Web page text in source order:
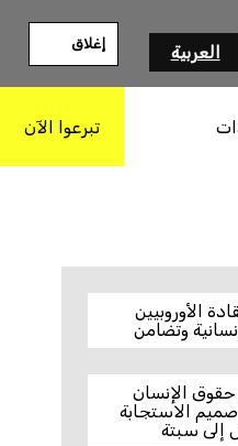
العربية إغلاق
تبرعوا الآن
الأوروبيين
وتضامن
الإنسان
صميم الاستجابة
إلى سبتة